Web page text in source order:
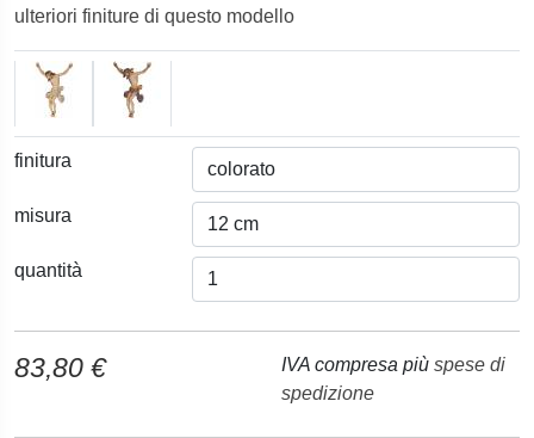
ulteriori finiture di questo modello
finitura
misura
quantità
83,80 € IVA compresa più spese di
spedizione